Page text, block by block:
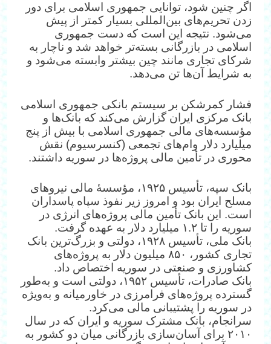
اگر چنین شود، توانایی جمهوری اسلامی برای دور
زدن تحریم‌های بین‌المللی بسیار کمتر از پیش
می‌شود. نتیجه این است که دست جمهوری
اسلامی در بازرگانی بسته‌تر خواهد شد و ناچار به
شرکای تجاری مانند چین بیشتر وابسته می‌شود و
به شرایط آن‌ها تن می‌دهد.
فشار کمرشکن بر سیستم بانکی جمهوری اسلامی
بانک مرکزی ایران گزارش می‌کند که بانک‌ها و
مؤسسه‌های مالی جمهوری اسلامی با بیش از پنج
میلیارد دلار وام‌های تجمعی (کنسرسیوم) نقش
محوری در تأمین مالی پروژه‌ها در سوریه داشتند.
بانک سپه، تأسیس ۱۹۲۵، مؤسسهٔ مالی نیروهای
مسلح ایران بود و امروز زیر نفوذ سپاه پاسداران
است. این بانک تأمین مالی پروژه‌های انرژی در
سوریه را تا ۱.۲ میلیارد دلار به عهده گرفت.
بانک ملی، تأسیس ۱۹۲۸، دولتی و بزرگ‌ترین بانک
تجاری کشور، ۸۵۰ میلیون دلار به پروژه‌های
کشاورزی و صنعتی در سوریه اختصاص داد.
بانک صادرات، تأسیس ۱۹۵۲، دولتی است و به‌طور
گسترده پروژه‌های فرامرزی در خاورمیانه و به‌ویژه
در سوریه را پشتیبانی مالی می‌کرد.
سرانجام، بانک مشترک سوریه و ایران که در سال
۲۰۱۰ برای آسان‌سازی بازرگانی میان دو کشور به